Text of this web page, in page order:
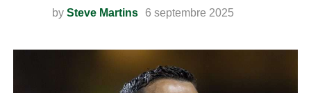
by Steve Martins 6 septembre 2025